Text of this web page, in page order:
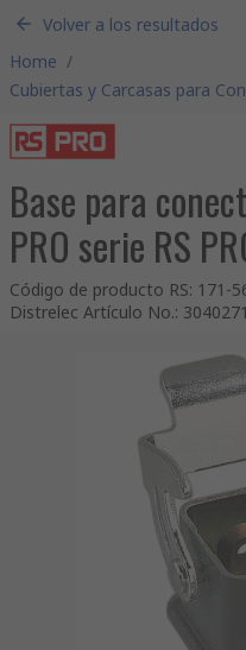
Volver a los resultados
Home /
Cubiertas y Carcasas para
Base para
PRO serie RS
Código de producto RS: 171-
Distrelec Artículo No.: